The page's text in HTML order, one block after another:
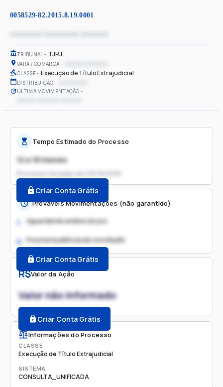
0058529-82.2015.8.19.0001
TRIBUNAL TJRJ
VARA / COMARCA
CLASSE Execução de Título Extrajudicial
DISTRIBUIÇÃO
ÚLTIMA MOVIMENTAÇÃO
R$Valor da Ação
Valor não informado
Criar Conta Grátis
Informações do Processo
CLASSE
Execução de Título Extrajudicial
SISTEMA
CONSULTA_UNIFICADA
Tempo Estimado do Processo
12 a 18 meses
Processo iniciado em
Criar Conta Grátis
Prováveis Movimentações (não garantido)
1. Aguardando análise do juiz
2. Possível audiência de conciliação
Criar Conta Grátis